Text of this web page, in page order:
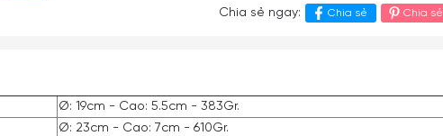
Chia sẻ ngay: Chia sẻ Chia sẻ
Ø: 19cm - Cao: 5.5cm - 383Gr.
Ø: 23cm - Cao: 7cm - 610Gr.